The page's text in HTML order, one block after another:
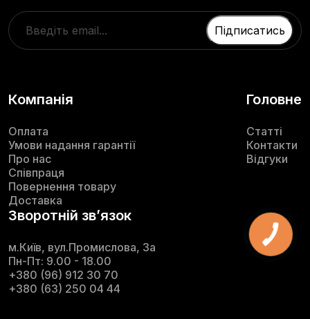
Головне
Статті
Контакти
Відгуки
Компанія
Оплата
Умови надання гарантії
Про нас
Співпраця
Повернення товару
Доставка
Зворотній звʼязок
м.Київ, вул.Промислова, 3а
Пн-Пт: 9.00 - 18.00
+380 (96) 912 30 70
+380 (63) 250 04 44